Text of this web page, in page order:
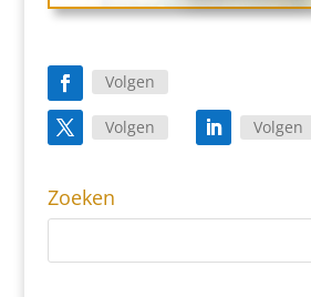
Volgen
Volgen Volgen
Zoeken